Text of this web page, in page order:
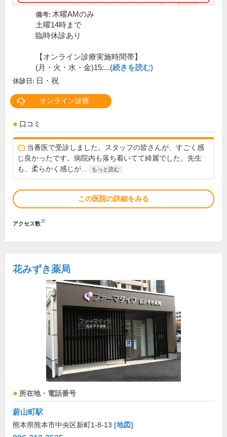
備考: 木曜AMのみ
土曜14時まで
臨時休診あり
【オンライン診療実施時間帯】
(月・火・水・金)15:...(続きを読む)
休診日: 日・祝
オンライン診療
口コミ
当番医で受診しました。スタッフの皆さんが、すごく感
じ良かったです。病院内も落ち着いてて綺麗でした。先生
も、柔らかく感じが...
もっと読む
この医院の詳細をみる
アクセス数※
花みずき薬局
所在地・電話番号
蔚山町駅
熊本県熊本市中央区新町1-8-13 [地図]